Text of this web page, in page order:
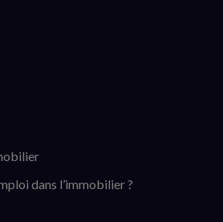
dans l’immobilier ?